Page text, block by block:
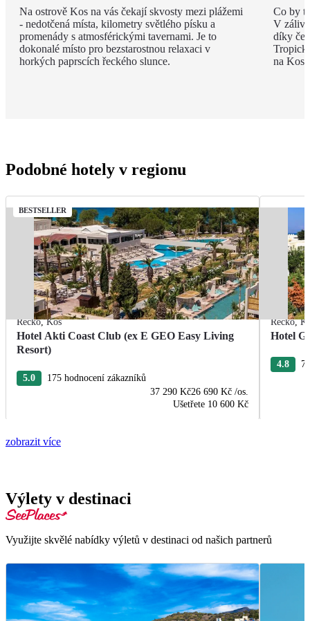
Na ostrově Kos na vás čekají skvosty mezi plážemi
- nedotčená místa, kilometry světlého písku a
promenády s atmosférickými tavernami. Je to
dokonalé místo pro bezstarostnou relaxaci v
horkých paprscích řeckého slunce.
Co by
V
díky
na
Podobné hotely v regionu
BESTSELLER
Řecko,Kos
Hotel Akti Coast Club (ex E GEO Easy Living
Resort)
5.0
175 hodnocení zákazníků
37 290 Kč26 690 Kč /os.
Ušetřete 10 600 Kč
Řecko,
Hotel
4.8
zobrazit více
Výlety v destinaci
Využijte skvělé nabídky výletů v destinaci od našich partnerů